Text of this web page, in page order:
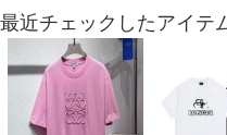
最近チェックしたアイテ